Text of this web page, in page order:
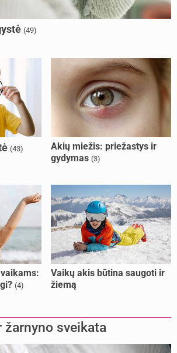
(49)
(43)
Akių miežis: priežastys ir
gydymas (3)
(4)
Vaikų akis būtina saugoti ir
žiemą
sveikata